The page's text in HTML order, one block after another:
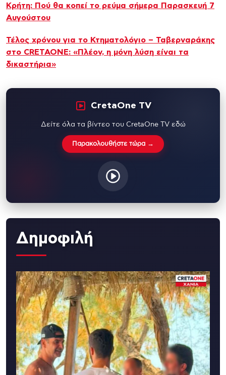
Κρήτη: Πού θα κοπεί το ρεύμα σήμερα Παρασκευή 7
Αυγούστου
Τέλος χρόνου για το Κτηματολόγιο – Ταβερναράκης
στο CRETAONE: «Πλέον, η μόνη λύση είναι τα
δικαστήρια»
CretaOne TV
Δείτε όλα τα βίντεο του CretaOne TV εδώ
Παρακολουθήστε τώρα →
Δημοφιλή